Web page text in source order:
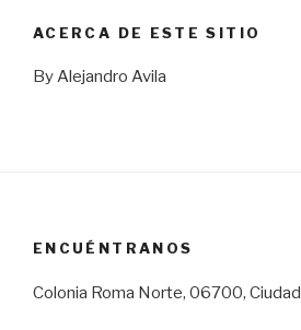
ACERCA DE ESTE SITIO
By Alejandro Avila
ENCUÉNTRANOS
Colonia Roma Norte, 06700,